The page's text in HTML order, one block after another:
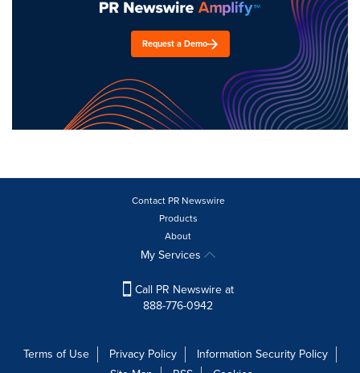
Request a Demo
Contact PR Newswire
Products
About
My Services
Call PR Newswire at
888-776-0942
Terms of Use Privacy Policy
Information Security Policy